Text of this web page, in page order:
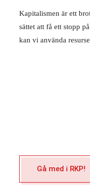
Kapitalismen är ett
sättet att få ett stopp
kan vi använda
Gå med i RKP!